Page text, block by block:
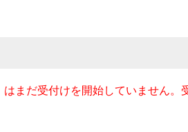
付けを開始していません。受